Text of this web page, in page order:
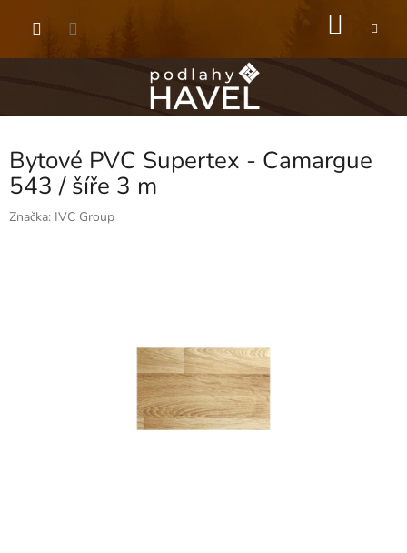
Bytové PVC Supertex - Camargue
543 / šíře 3 m
Značka: IVC Group